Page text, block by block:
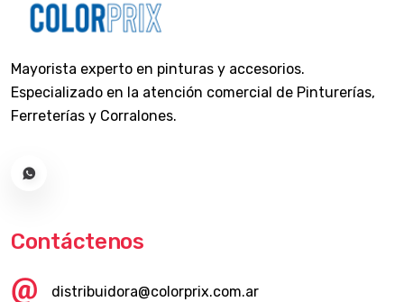
Mayorista experto en pinturas y accesorios.
Especializado en la atención comercial de Pinturerías,
Ferreterías y Corralones.
Contáctenos
distribuidora@colorprix.com.ar